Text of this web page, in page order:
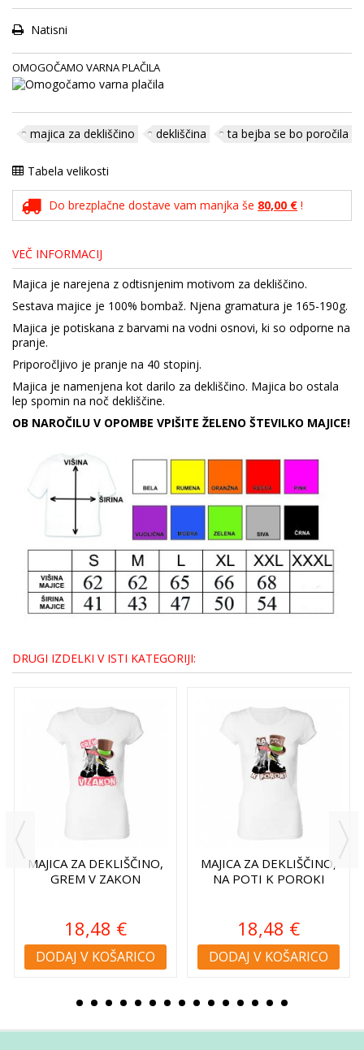
Natisni
OMOGOČAMO VARNA PLAČILA
majica za dekliščino dekliščina ta bejba se bo poročila
Tabela velikosti
Do brezplačne dostave vam manjka še 80,00 € !
VEČ INFORMACIJ
Majica je narejena z odtisnjenim motivom za dekliščino.
Sestava majice je 100% bombaž. Njena gramatura je 165-190g.
Majica je potiskana z barvami na vodni osnovi, ki so odporne na
pranje.
Priporočljivo je pranje na 40 stopinj.
Majica je namenjena kot darilo za dekliščino. Majica bo ostala
lep spomin na noč dekliščine.
OB NAROČILU V OPOMBE VPIŠITE ŽELENO ŠTEVILKO MAJICE!
DRUGI IZDELKI V ISTI KATEGORIJI:
MAJICA ZA DEKLIŠČINO,
GREM V ZAKON
18,48 €
DODAJ V KOŠARICO
MAJICA ZA DEKLIŠČINO,
NA POTI K POROKI
18,48 €
DODAJ V KOŠARICO